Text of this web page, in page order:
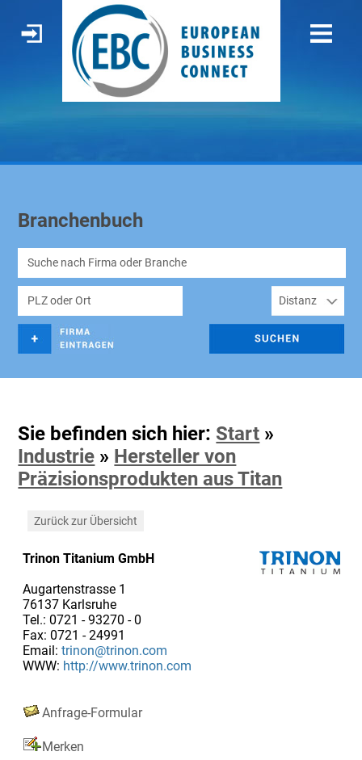
Branchenbuch
Sie befinden sich hier: Start »
Industrie » Hersteller von
Präzisionsprodukten aus Titan
Zurück zur Übersicht
Trinon Titanium GmbH
Augartenstrasse 1
76137 Karlsruhe
Tel.: 0721 - 93270 - 0
Fax: 0721 - 24991
Email: trinon@trinon.com
WWW: http://www.trinon.com
Anfrage-Formular
Merken